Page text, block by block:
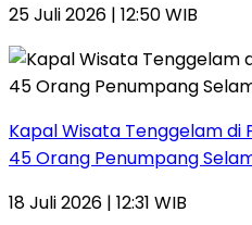
25 Juli 2026 | 12:50 WIB
Kapal Wisata Tenggelam di
45 Orang Penumpang
18 Juli 2026 | 12:31 WIB